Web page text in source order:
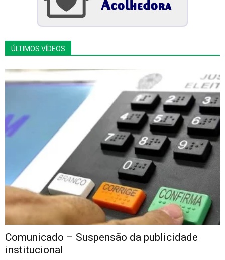
ÚLTIMOS VÍDEOS
Comunicado – Suspensão da publicidade
institucional